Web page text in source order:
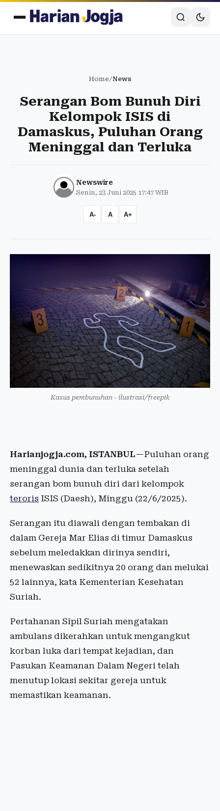
Home/News
Serangan Bom Bunuh Diri
Kelompok ISIS di
Damaskus, Puluhan Orang
Meninggal dan Terluka
Newswire
Senin, 23 Juni 2025 17:47 WIB
A- A A+
Kasus pembunuhan - ilustrasi/freepik
Harianjogja.com, ISTANBUL—Puluhan orang
meninggal dunia dan terluka setelah
serangan bom bunuh diri dari kelompok
teroris ISIS (Daesh), Minggu (22/6/2025).
Serangan itu diawali dengan tembakan di
dalam Gereja Mar Elias di timur Damaskus
sebelum meledakkan dirinya sendiri,
menewaskan sedikitnya 20 orang dan melukai
52 lainnya, kata Kementerian Kesehatan
Suriah.
Pertahanan Sipil Suriah mengatakan
ambulans dikerahkan untuk mengangkut
korban luka dari tempat kejadian, dan
Pasukan Keamanan Dalam Negeri telah
menutup lokasi sekitar gereja untuk
memastikan keamanan.